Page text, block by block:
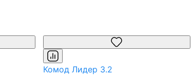
Комод Лидер 3.2